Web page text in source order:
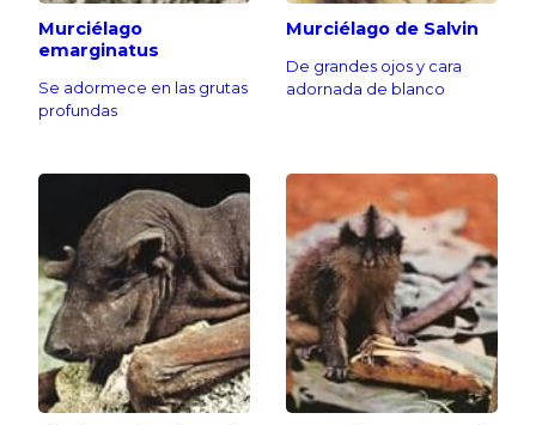
Murciélago
emarginatus
Se adormece en las grutas
profundas
Murciélago de Salvin
De grandes ojos y cara
adornada de blanco